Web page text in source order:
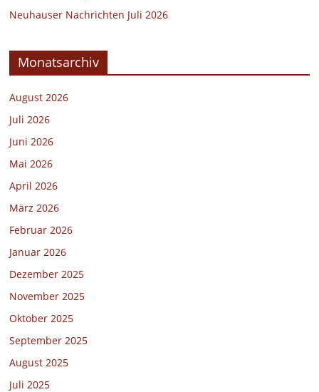
Neuhauser Nachrichten Juli 2026
Monatsarchiv
August 2026
Juli 2026
Juni 2026
Mai 2026
April 2026
März 2026
Februar 2026
Januar 2026
Dezember 2025
November 2025
Oktober 2025
September 2025
August 2025
Juli 2025